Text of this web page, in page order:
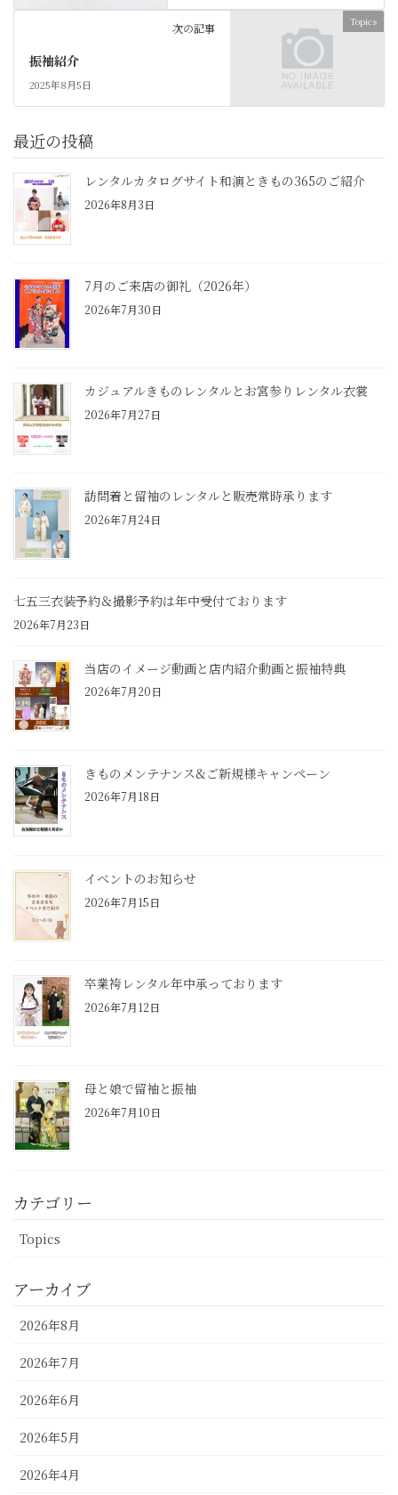
Topics
次の記事
振袖紹介
2025年8月5日
最近の投稿
レンタルカタログサイト和演ときもの365のご紹介
2026年8月3日
7月のご来店の御礼（2026年）
2026年7月30日
カジュアルきものレンタルとお宮参りレンタル衣裳
2026年7月27日
訪問着と留袖のレンタルと販売常時承ります
2026年7月24日
七五三衣装予約＆撮影予約は年中受付ております
2026年7月23日
当店のイメージ動画と店内紹介動画と振袖特典
2026年7月20日
きものメンテナンス&ご新規様キャンペーン
2026年7月18日
イベントのお知らせ
2026年7月15日
卒業袴レンタル年中承っております
2026年7月12日
母と娘で留袖と振袖
2026年7月10日
カテゴリー
Topics
アーカイブ
2026年8月
2026年7月
2026年6月
2026年5月
2026年4月